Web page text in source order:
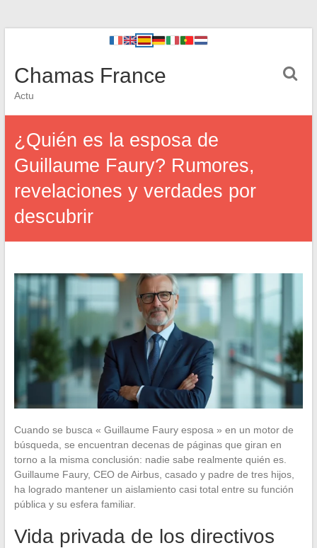
Chamas France
Actu
¿Quién es la esposa de
Guillaume Faury? Rumores,
revelaciones y verdades por
descubrir
Cuando se busca « Guillaume Faury esposa » en un motor de
búsqueda, se encuentran decenas de páginas que giran en
torno a la misma conclusión: nadie sabe realmente quién es.
Guillaume Faury, CEO de Airbus, casado y padre de tres hijos,
ha logrado mantener un aislamiento casi total entre su función
pública y su esfera familiar.
Vida privada de los directivos